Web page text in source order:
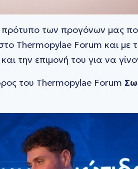
πρότυπο των προγόνων μας
Thermopylae Forum και με
την επιμονή του για να
του Thermopylae Forum